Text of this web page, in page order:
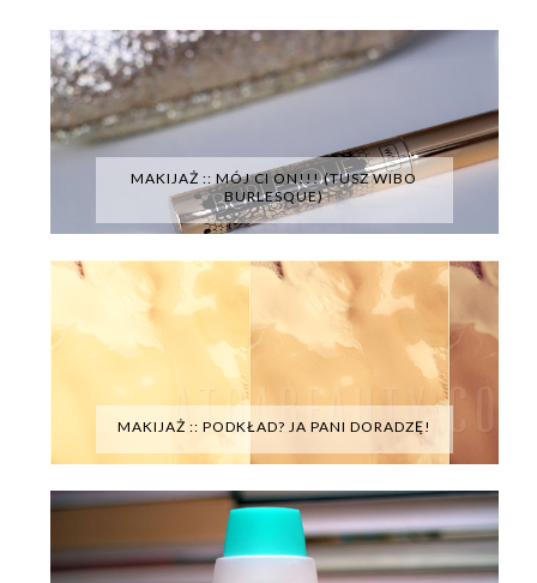
MAKIJAŻ :: MÓJ CI ON!!! (TUSZ WIBO
BURLESQUE)
MAKIJAŻ :: PODKŁAD? JA PANI DORADZĘ!